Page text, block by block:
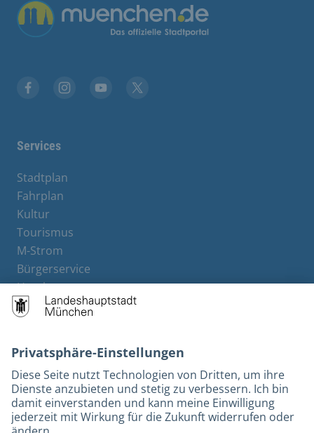
Services
Stadtplan
Fahrplan
Kultur
Tourismus
M-Strom
Bürgerservice
Hotels
Barrierefreiheit
Leichte Sprache
Gebärdensprache
Datenschutz